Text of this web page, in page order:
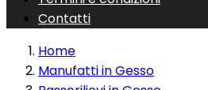
Contatti
Home
Manufatti in Gesso